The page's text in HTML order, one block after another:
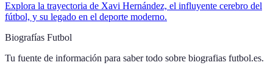
Explora la trayectoria de Xavi Hernández, el influyente cerebro del
fútbol, y su legado en el deporte moderno.
Biografías Futbol
Tu fuente de información para saber todo sobre biografias futbol.es.